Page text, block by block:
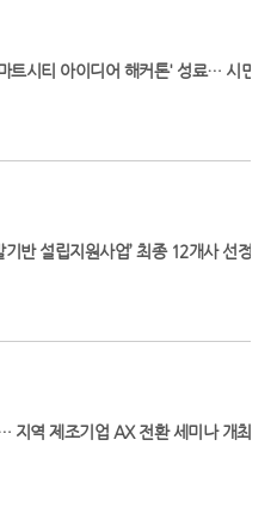
트시티 아이디어 해커톤' 성료… 시민
기반 설립지원사업’ 최종 12개사 선정 (
지역 제조기업 AX 전환 세미나 개최 (